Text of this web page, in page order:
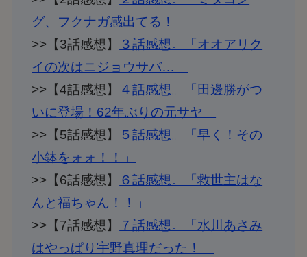
グ、フクナガ感出てる！」
>>【3話感想】
３話感想。「オオアリク
イの次はニジョウサバ…」
>>【4話感想】
４話感想。「田邊勝がつ
いに登場！62年ぶりの元サヤ」
>>【5話感想】
５話感想。「早く！その
小鉢をォォ！！」
>>【6話感想】
６話感想。「救世主はな
んと福ちゃん！！」
>>【7話感想】
７話感想。「水川あさみ
はやっぱり宇野真理だった！」